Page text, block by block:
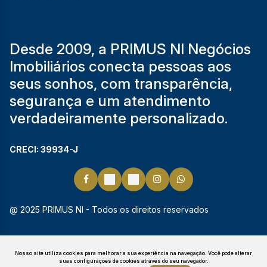
Nosso site utiliza cookies para melhorar a sua experiência na navegação. Você pode alterar
suas configurações de cookies através do seu navegador.
Desde 2009, a PRIMUS NI Negócios
Imobiliários conecta pessoas aos
seus sonhos, com transparência,
segurança e um atendimento
verdadeiramente personalizado.
CRECI: 39934-J
@ 2025 PRIMUS NI - Todos os direitos reservados